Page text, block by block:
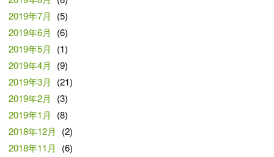
2019年7月
(5)
2019年6月
(6)
2019年5月
(1)
2019年4月
(9)
2019年3月
(21)
2019年2月
(3)
2019年1月
(8)
2018年12月
(2)
2018年11月
(6)